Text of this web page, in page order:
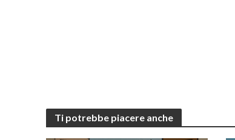
Ti potrebbe piacere anche